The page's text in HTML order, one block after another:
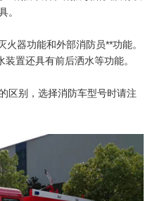
。
器功能和外部消防员**功能。
置还具有前后洒水等功能。
别，选择消防车型号时请注